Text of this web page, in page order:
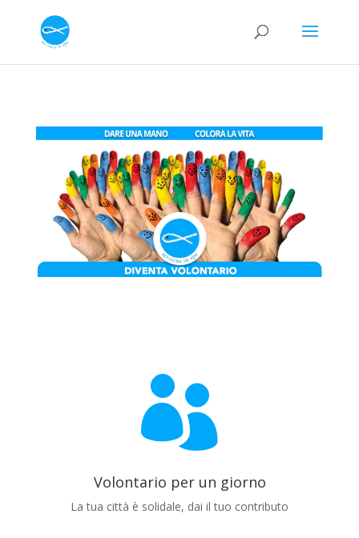

Volontario per un giorno
La tua città è solidale, dai il tuo contributo